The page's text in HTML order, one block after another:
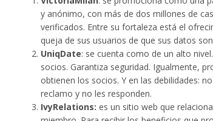
y anónimo, con más de dos millones de
verificados. Entre su fortaleza está el
queja de sus usuarios de que sus datos
UniqDate: se cuenta como de un alto
socios. Garantiza seguridad. Igualmente,
obtienen los socios. Y en las debilidades:
reclamo y no les responden.
IvyRelations: es un sitio web que